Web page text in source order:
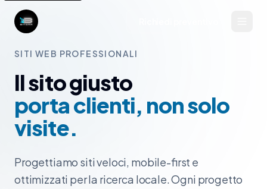
SITI WEB PROFESSIONALI
Il sito giusto
porta clienti, non solo
visite.
Progettiamo siti veloci, mobile-first e
ottimizzati per la ricerca locale. Ogni progetto